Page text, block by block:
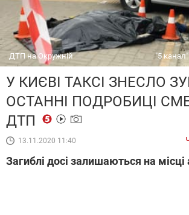
ДТП на Окружній "5
У КИЄВІ ТАКСІ ЗНЕСЛО
ОСТАННІ ПОДРОБИЦІ
ДТП
13.11.2020 11:40
Загиблі досі залишаються на місці